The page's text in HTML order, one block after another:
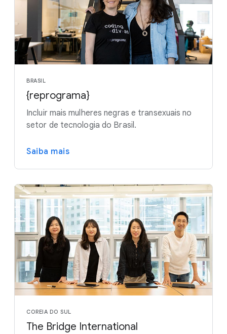
BRASIL
{reprograma}
Incluir mais mulheres negras e transexuais no
setor de tecnologia do Brasil.
Saiba mais
COREIA DO SUL
The Bridge International